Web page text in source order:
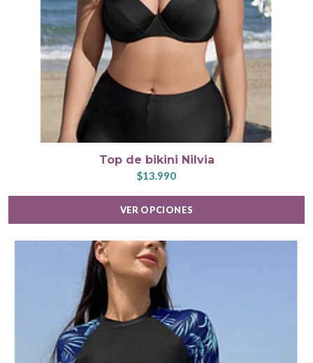
Top de bikini Nilvia
$13.990
VER OPCIONES